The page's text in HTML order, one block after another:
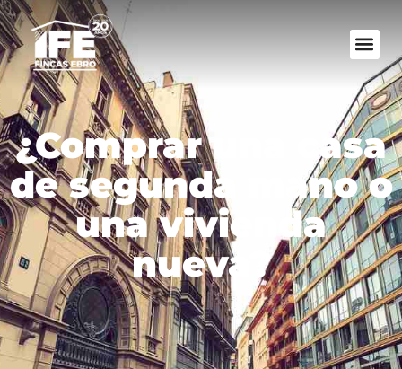
¿Comprar una casa
de segunda mano o
una vivienda
nueva?